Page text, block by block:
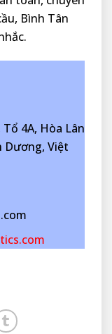
Bình Tân
4A, Hòa Lân
Dương, Việt